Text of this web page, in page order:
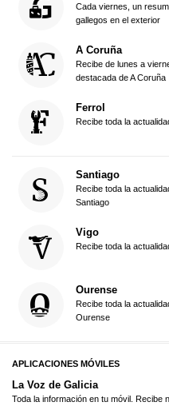
Cada viernes, un
gallegos en el exterior
A Coruña
Recibe de lunes a
destacada de A Coruña
Ferrol
Recibe toda la
Santiago
Recibe toda la
Santiago
Vigo
Recibe toda la
Ourense
Recibe toda la
Ourense
APLICACIONES MÓVILES
La Voz de Galicia
Toda la información en tu móvil. Recibe